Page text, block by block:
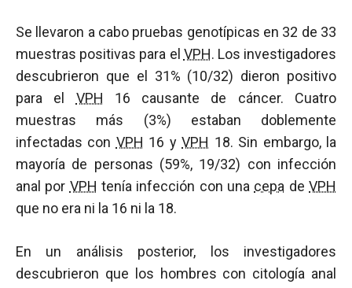
Se llevaron a cabo pruebas genotípicas en 32 de 33
muestras positivas para el VPH. Los investigadores
descubrieron que el 31% (10/32) dieron positivo
para el VPH 16 causante de cáncer. Cuatro
muestras más (3%) estaban doblemente
infectadas con VPH 16 yVPH 18. Sin embargo, la
mayoría de personas (59%, 19/32) con infección
anal por VPH tenía infección con una cepa deVPH
que no era ni la 16 ni la 18.
En un análisis posterior, los investigadores
descubrieron que los hombres con citología anal